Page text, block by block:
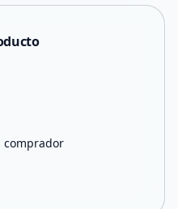
comprador